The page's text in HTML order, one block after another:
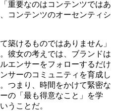
重要なのはコンテンツではあ
コンテンツのオーセンティシ
築けるものではありません」
彼女の考えでは、ブランドは
エンサーをフォローするだけ
サーのコミュニティを育成し
つまり、時間をかけて緊密な
の「最も得意なこと」を学
うことだ。